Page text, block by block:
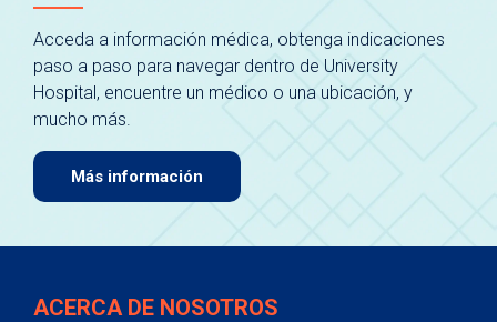
Acceda a información médica, obtenga indicaciones
paso a paso para navegar dentro de University
Hospital, encuentre un médico o una ubicación, y
mucho más.
Más información
ACERCA DE NOSOTROS